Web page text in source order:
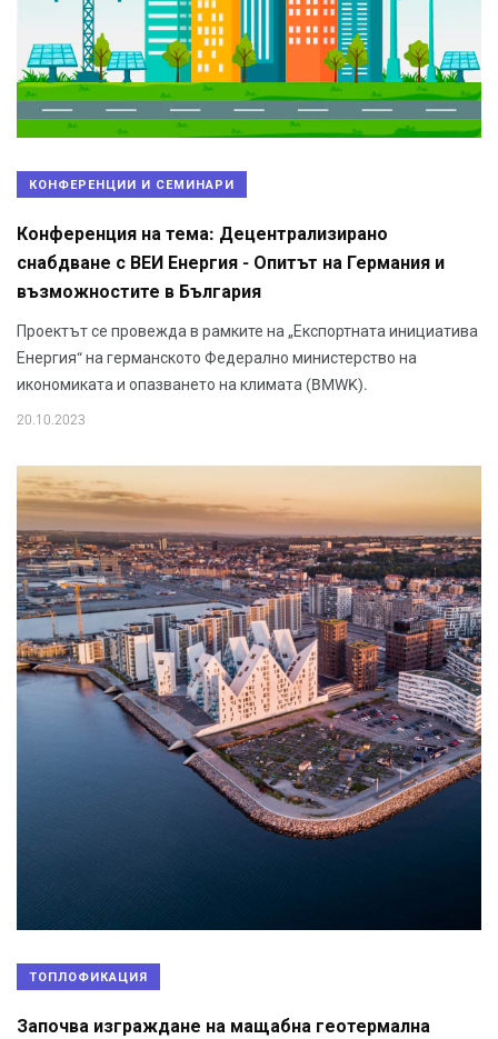
КОНФЕРЕНЦИИ И СЕМИНАРИ
Конференция на тема: Децентрализирано
снабдване с ВЕИ Енергия - Опитът на Германия и
възможностите в България
Проектът се провежда в рамките на „Експортната инициатива
Енергия“ на германското Федерално министерство на
икономиката и опазването на климата (BMWK).
20.10.2023
ТОПЛОФИКАЦИЯ
Започва изграждане на мащабна геотермална